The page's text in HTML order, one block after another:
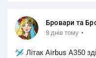
Бровари та
8 днів тому ·
🛩 Літак Airbus A350